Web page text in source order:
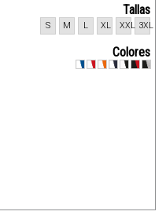
Tallas
3XL
XXL
XL
L
M
S
Colores